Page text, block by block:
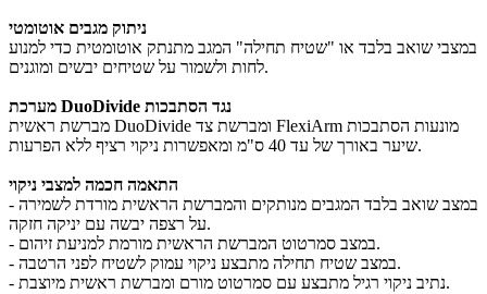
ניתוק מגבים אוטומטי
במצבי שואב בלבד או "שטיח תחילה" המגב מתנתק אוטומטית כדי למנוע
לחות ולשמור על שטיחים יבשים ומוגנים.
מערכת DuoDivide נגד הסתבכות
מברשת ראשית DuoDivide ומברשת צד FlexiArm מונעות הסתבכות
שיער באורך של עד 40 ס"מ ומאפשרות ניקוי רציף ללא הפרעות.
התאמה חכמה למצבי ניקוי
- במצב שואב בלבד המגבים מנותקים והמברשת הראשית מורדת לשמירה
על רצפה יבשה עם יניקה חזקה.
- במצב סמרטוט המברשת הראשית מורמת למניעת זיהום.
- במצב שטיח תחילה מתבצע ניקוי עמוק לשטיח לפני הרטבה.
- נתיב ניקוי רגיל מתבצע עם סמרטוט מורם ומברשת ראשית מיוצבת.